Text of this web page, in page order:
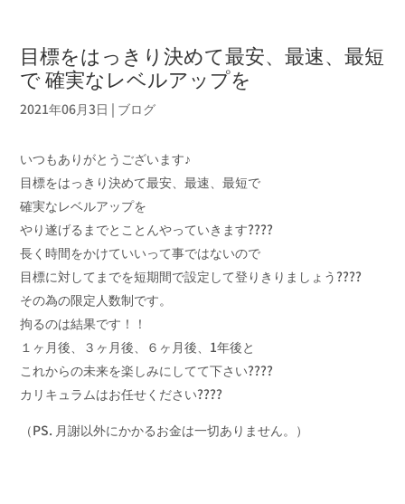
目標をはっきり決めて最安、最速、最短
で 確実なレベルアップを
2021年06月3日 | ブログ
いつもありがとうございます♪
目標をはっきり決めて最安、最速、最短で
確実なレベルアップを
やり遂げるまでとことんやっていきます????
長く時間をかけていいって事ではないので
目標に対してまでを短期間で設定して登りきりましょう????
その為の限定人数制です。
拘るのは結果です！！
１ヶ月後、３ヶ月後、６ヶ月後、1年後と
これからの未来を楽しみにしてて下さい????
カリキュラムはお任せください????
（PS. 月謝以外にかかるお金は一切ありません。）